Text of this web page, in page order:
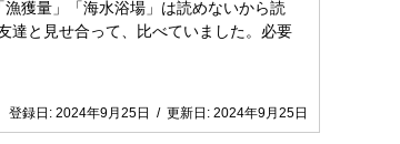
獲量」「海水浴場」は読めないから読
達と見せ合って、比べていました。必要
登録日: 2024年9月25日 / 更新日: 2024年9月25日